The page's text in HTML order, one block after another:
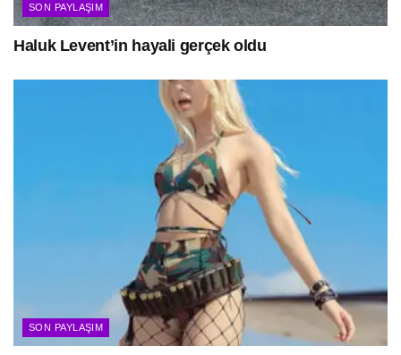
SON PAYLAŞIM
Haluk Levent’in hayali gerçek oldu
SON PAYLAŞIM